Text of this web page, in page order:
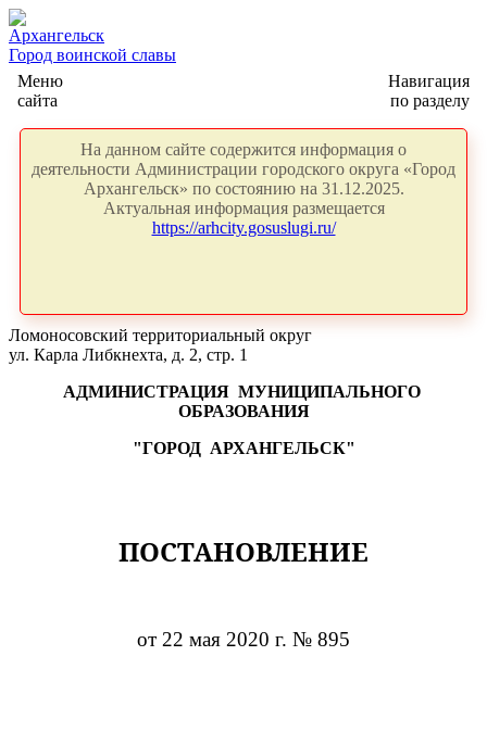
Архангельск
Город воинской славы
Меню
сайта
Навигация
по разделу
На данном сайте содержится информация о
деятельности Администрации городского округа «Город
Архангельск» по состоянию на 31.12.2025.
Актуальная информация размещается
https://arhcity.gosuslugi.ru/
Ломоносовский территориальный округ
ул. Карла Либкнехта, д. 2, стр. 1
АДМИНИСТРАЦИЯ МУНИЦИПАЛЬНОГО
ОБРАЗОВАНИЯ
"ГОРОД АРХАНГЕЛЬСК"
ПОСТАНОВЛЕНИЕ
от 22 мая 2020 г. № 895